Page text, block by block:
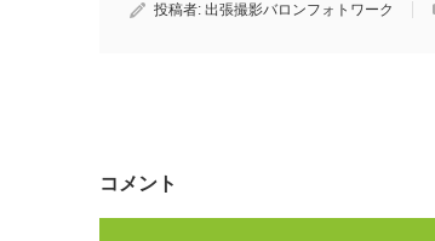
投稿者: 出張撮影バロンフォトワーク
コメント